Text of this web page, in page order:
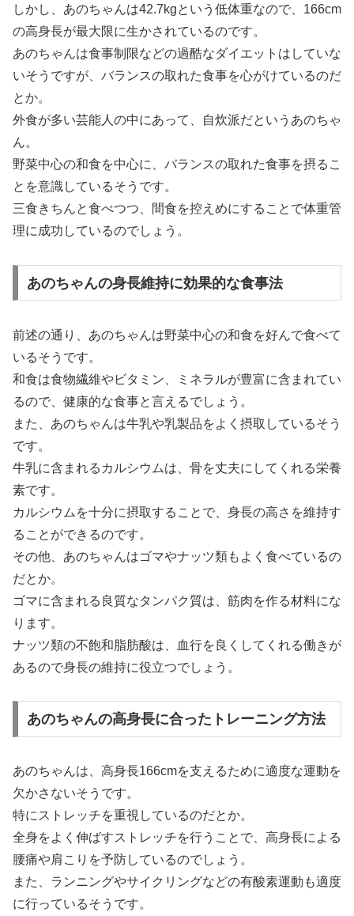
しかし、あのちゃんは42.7kgという低体重なので、166cm
の高身長が最大限に生かされているのです。
あのちゃんは食事制限などの過酷なダイエットはしていな
いそうですが、バランスの取れた食事を心がけているのだ
とか。
外食が多い芸能人の中にあって、自炊派だというあのちゃ
ん。
野菜中心の和食を中心に、バランスの取れた食事を摂るこ
とを意識しているそうです。
三食きちんと食べつつ、間食を控えめにすることで体重管
理に成功しているのでしょう。
あのちゃんの身長維持に効果的な食事法
前述の通り、あのちゃんは野菜中心の和食を好んで食べて
いるそうです。
和食は食物繊維やビタミン、ミネラルが豊富に含まれてい
るので、健康的な食事と言えるでしょう。
また、あのちゃんは牛乳や乳製品をよく摂取しているそう
です。
牛乳に含まれるカルシウムは、骨を丈夫にしてくれる栄養
素です。
カルシウムを十分に摂取することで、身長の高さを維持す
ることができるのです。
その他、あのちゃんはゴマやナッツ類もよく食べているの
だとか。
ゴマに含まれる良質なタンパク質は、筋肉を作る材料にな
ります。
ナッツ類の不飽和脂肪酸は、血行を良くしてくれる働きが
あるので身長の維持に役立つでしょう。
あのちゃんの高身長に合ったトレーニング方法
あのちゃんは、高身長166cmを支えるために適度な運動を
欠かさないそうです。
特にストレッチを重視しているのだとか。
全身をよく伸ばすストレッチを行うことで、高身長による
腰痛や肩こりを予防しているのでしょう。
また、ランニングやサイクリングなどの有酸素運動も適度
に行っているそうです。